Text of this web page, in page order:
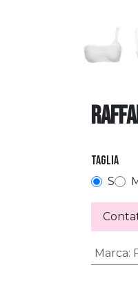
Taglia
S
Marca: